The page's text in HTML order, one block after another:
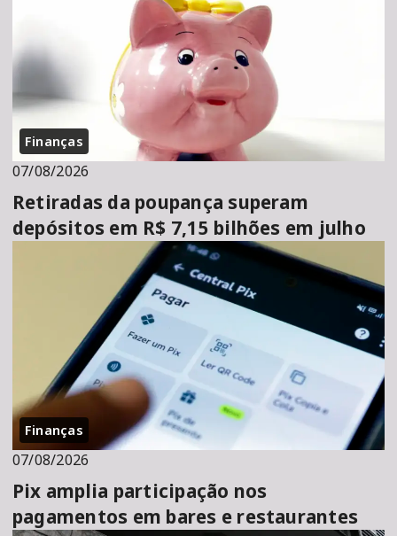
Finanças
07/08/2026
Retiradas da poupança superam
depósitos em R$ 7,15 bilhões em julho
Finanças
07/08/2026
Pix amplia participação nos
pagamentos em bares e restaurantes